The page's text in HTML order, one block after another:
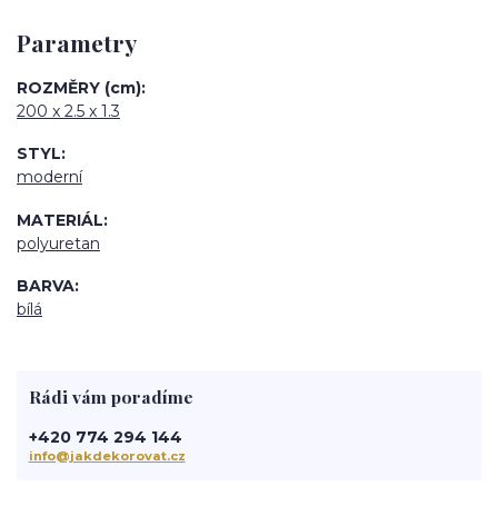
Parametry
ROZMĚRY (cm)
200 x 2.5 x 1.3
STYL
moderní
MATERIÁL
polyuretan
BARVA
bílá
Rádi vám poradíme
+420 774 294 144
info@jakdekorovat.cz